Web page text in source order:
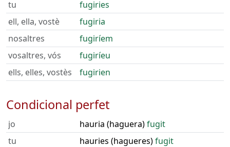
tu
fugiries
ell, ella, vostè
fugiria
nosaltres
fugiríem
vosaltres, vós
fugiríeu
ells, elles, vostès
fugirien
Condicional perfet
jo hauria (haguera)fugit
tu
hauries (hagueres)fugit